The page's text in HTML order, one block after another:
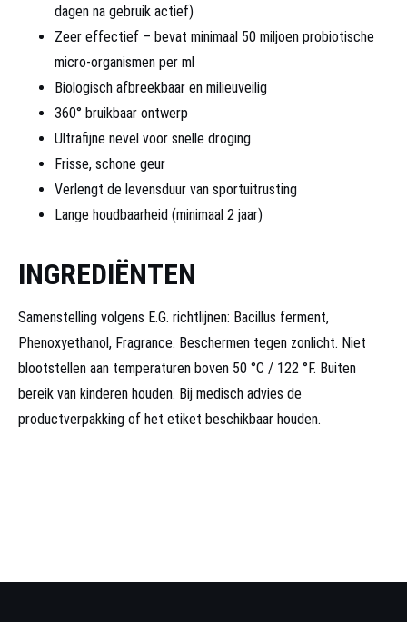
dagen na gebruik actief)
Zeer effectief – bevat minimaal 50 miljoen probiotische
micro-organismen per ml
Biologisch afbreekbaar en milieuveilig
360° bruikbaar ontwerp
Ultrafijne nevel voor snelle droging
Frisse, schone geur
Verlengt de levensduur van sportuitrusting
Lange houdbaarheid (minimaal 2 jaar)
INGREDIËNTEN
Samenstelling volgens E.G. richtlijnen: Bacillus ferment,
Phenoxyethanol, Fragrance. Beschermen tegen zonlicht. Niet
blootstellen aan temperaturen boven 50 °C / 122 °F. Buiten
bereik van kinderen houden. Bij medisch advies de
productverpakking of het etiket beschikbaar houden.